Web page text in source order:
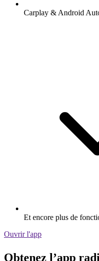
Carplay & Android
Et encore plus de
Ouvrir l'app
Obtenez l’app